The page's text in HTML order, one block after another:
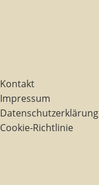
Kontakt
Impressum
Datenschutzerklärung
Cookie-Richtlinie